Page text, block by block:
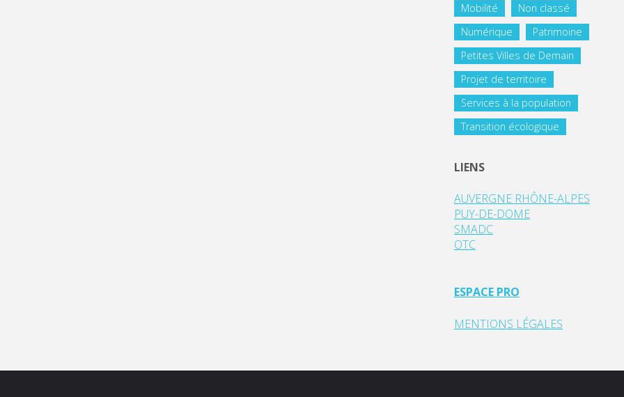
Mobilité
Non classé
Numérique
Patrimoine
Petites Villes de Demain
Projet de territoire
Services à la population
Transition écologique
LIENS
AUVERGNE RHÔNE-ALPES
PUY-DE-DOME
SMADC
OTC
ESPACE PRO
MENTIONS LÉGALES